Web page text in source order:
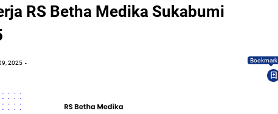
RS Betha Medika Sukabumi
2025 Bookmark